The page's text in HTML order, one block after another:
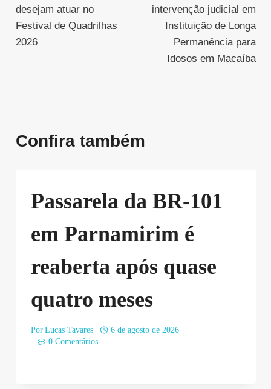
desejam atuar no
Festival de Quadrilhas
2026
intervenção judicial em
Instituição de Longa
Permanência para
Idosos em Macaíba
Confira também
Passarela da BR-101
em Parnamirim é
reaberta após quase
quatro meses
Por Lucas Tavares
6 de agosto de 2026
0 Comentários